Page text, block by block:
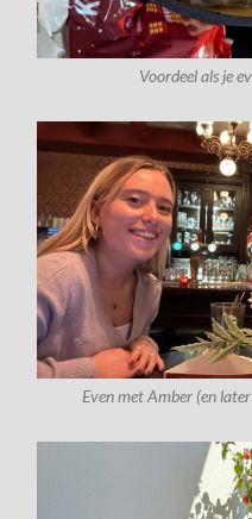
Voordeel als je
Even met Amber (en